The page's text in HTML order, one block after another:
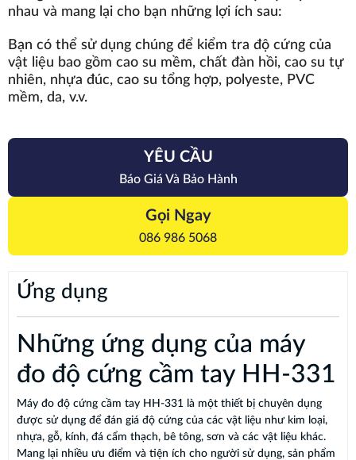
nhau và mang lại cho bạn những lợi ích sau:
Bạn có thể sử dụng chúng để kiểm tra độ cứng của
vật liệu bao gồm cao su mềm, chất đàn hồi, cao su tự
nhiên, nhựa đúc, cao su tổng hợp, polyeste, PVC
mềm, da, v.v.
YÊU CẦU
Báo Giá Và Bảo Hành
Gọi Ngay
086 986 5068
Ứng dụng
Những ứng dụng của máy
đo độ cứng cầm tay HH-331
Máy đo độ cứng cầm tay HH-331 là một thiết bị chuyên dụng
được sử dụng để đán giá độ cứng của các vật liệu như kim loại,
nhựa, gỗ, kính, đá cẩm thạch, bê tông, sơn và các vật liệu khác.
Mang lại nhiều ưu điểm và tiện ích cho người sử dụng, sản phẩm